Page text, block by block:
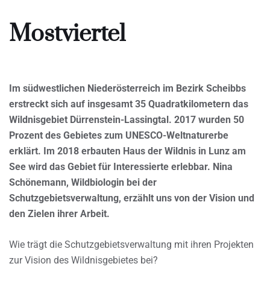
Mostviertel
Im südwestlichen Niederösterreich im Bezirk Scheibbs
erstreckt sich auf insgesamt 35 Quadratkilometern das
Wildnisgebiet Dürrenstein-Lassingtal. 2017 wurden 50
Prozent des Gebietes zum UNESCO-Weltnaturerbe
erklärt. Im 2018 erbauten Haus der Wildnis in Lunz am
See wird das Gebiet für Interessierte erlebbar. Nina
Schönemann, Wildbiologin bei der
Schutzgebietsverwaltung, erzählt uns von der Vision und
den Zielen ihrer Arbeit.
Wie trägt die Schutzgebietsverwaltung mit ihren Projekten
zur Vision des Wildnisgebietes bei?